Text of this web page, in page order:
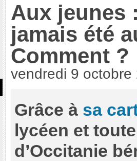
Aux jeunes
jamais été
Comment ?
vendredi 9 octobre
Grâce à sa
lycéen et
d’Occitanie